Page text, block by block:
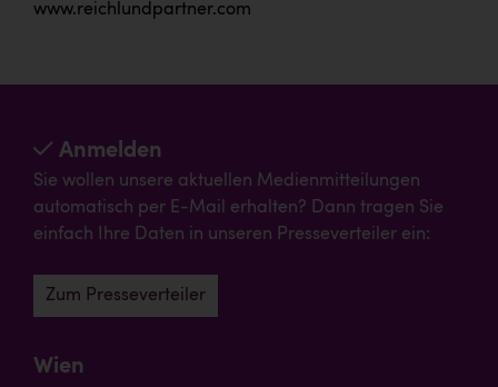
www.reichlundpartner.com
Anmelden
Sie wollen unsere aktuellen Medienmitteilungen
automatisch per E-Mail erhalten? Dann tragen Sie
einfach Ihre Daten in unseren Presseverteiler ein:
Zum Presseverteiler
Wien